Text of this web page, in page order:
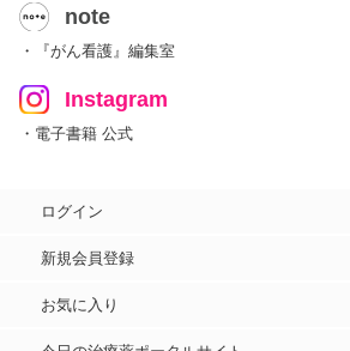
note
・『がん看護』編集室
Instagram
・電子書籍 公式
ログイン
新規会員登録
お気に入り